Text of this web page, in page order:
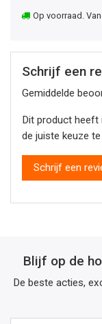
Op voorraad.
Schrijf een
Gemiddelde
Dit product heeft
de juiste keuze
Schrijf een
Blijf op de
De beste acties,